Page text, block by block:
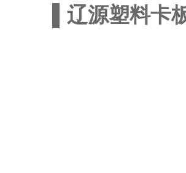
▌辽源塑料卡